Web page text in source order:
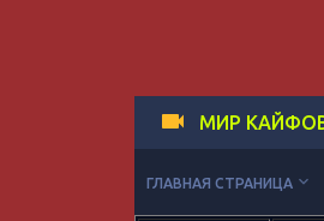
МИР
ГЛАВНАЯ СТРАНИЦА keyboard_arrow_down